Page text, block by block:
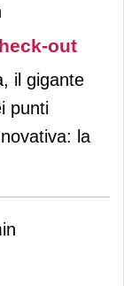
out
il gigante
punti
la